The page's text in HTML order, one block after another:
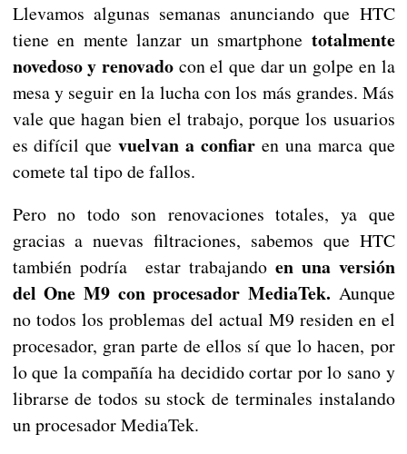
Llevamos algunas semanas anunciando que HTC
tiene en mente lanzar un smartphone totalmente
novedoso y renovadocon el que dar un golpe en la
mesa y seguir en la lucha con los más grandes. Más
vale que hagan bien el trabajo, porque los usuarios
es difícil que vuelvan a confiaren una marca que
comete tal tipo de fallos.
Pero no todo son renovaciones totales, ya que
gracias a nuevas filtraciones, sabemos que HTC
también podría estar trabajandoen una versión
del One M9 con procesador MediaTek. Aunque
no todos los problemas del actual M9 residen en el
procesador, gran parte de ellos sí que lo hacen, por
lo que la compañía ha decidido cortar por lo sano y
librarse de todos su stock de terminales instalando
un procesador MediaTek.